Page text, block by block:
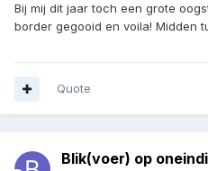
Bij mij dit jaar toch een grote
border gegooid en voila! Midden
Quote
Blik(voer) op